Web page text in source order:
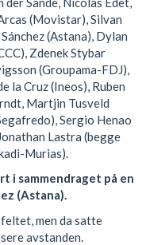
(Movistar), Silvan
(Astana), Dylan
Zdenek Stybar
(Groupama-FDJ),
la Cruz (Ineos), Ruben
Martjin Tusveld
Sergio Henao
Lastra (begge
Murias).
i sammendraget på en
(Astana).
men da satte
avstanden.